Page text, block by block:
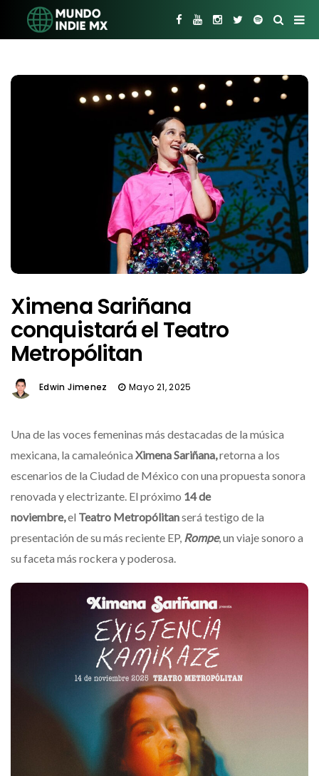
Ximena Sariñana
conquistará el Teatro
Metropólitan
Edwin Jimenez Mayo 21, 2025
Una de las voces femeninas más destacadas de la música
mexicana, la camaleónica Ximena Sariñana,retorna a los
escenarios de la Ciudad de México con una propuesta sonora
renovada y electrizante. El próximo 14 de
noviembre,el Teatro Metropólitanserá testigo de la
presentación de su más reciente EP, Rompe, un viaje sonoro a
su faceta más rockera y poderosa.